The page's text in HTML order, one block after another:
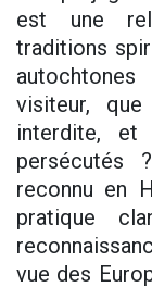
est une
traditions
visiteur,
interdite,
persécutés
reconnu en
pratique
vue des